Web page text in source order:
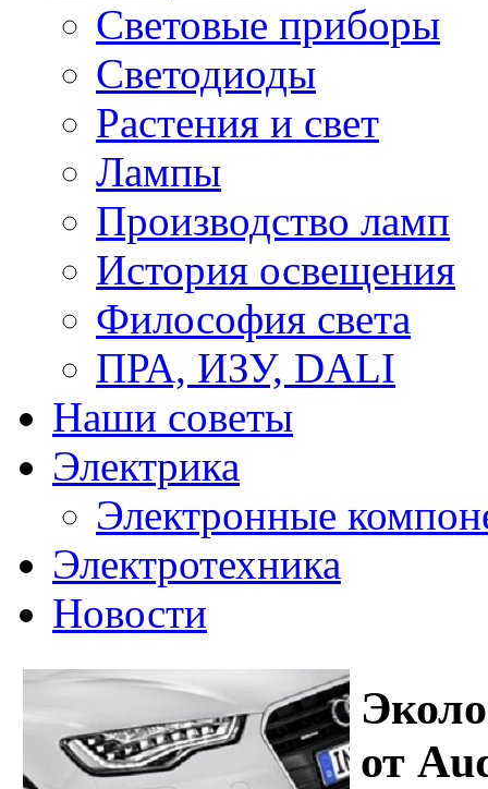
Световые приборы
Светодиоды
Растения и свет
Лампы
Производство ламп
История освещения
Философия света
ПРА, ИЗУ, DALI
Наши советы
Электрика
Электронные
Электротехника
Новости
от